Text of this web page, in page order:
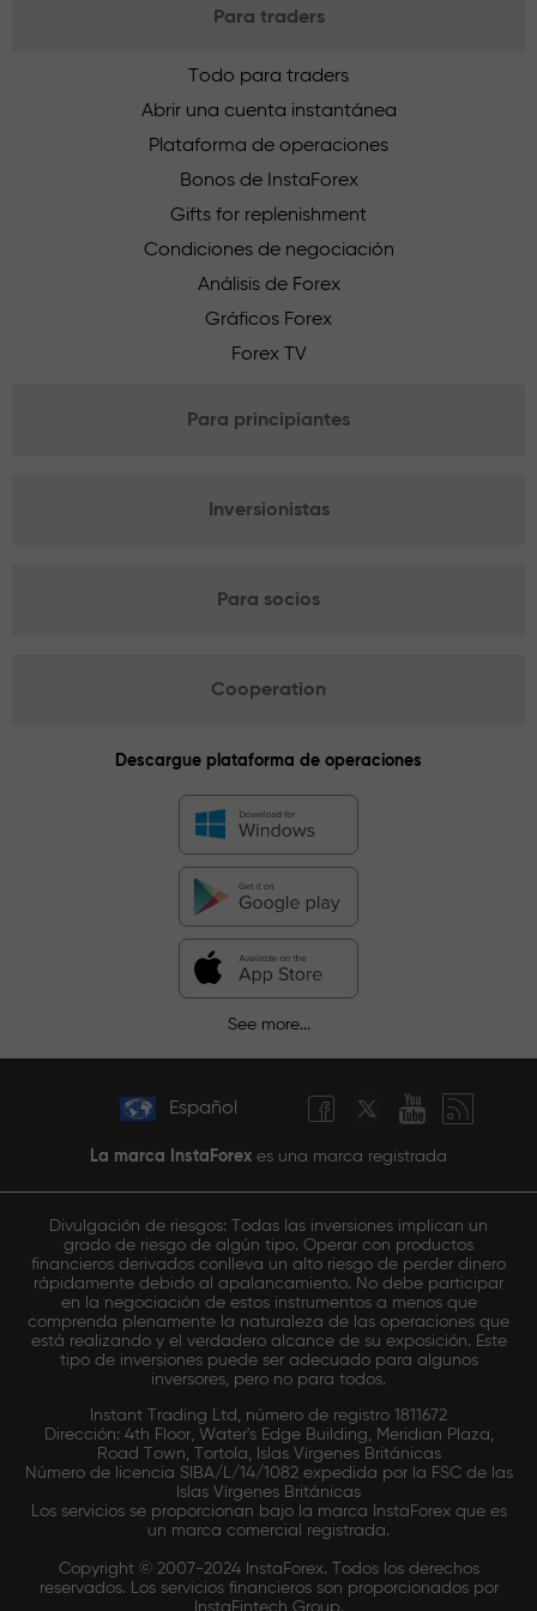
Para traders
Todo para traders
Abrir una cuenta instantánea
Plataforma de operaciones
Bonos de InstaForex
Gifts for replenishment
Condiciones de negociación
Análisis de Forex
Gráficos Forex
Forex TV
Para principiantes
Inversionistas
Para socios
Cooperation
Descargue plataforma de operaciones
See more...
Español
La marca InstaForex es una marca registrada
Divulgación de riesgos: Todas las inversiones implican un
grado de riesgo de algún tipo. Operar con productos
financieros derivados conlleva un alto riesgo de perder dinero
rápidamente debido al apalancamiento. No debe participar
en la negociación de estos instrumentos a menos que
comprenda plenamente la naturaleza de las operaciones que
está realizando y el verdadero alcance de su exposición. Este
tipo de inversiones puede ser adecuado para algunos
inversores, pero no para todos.
Instant Trading Ltd, número de registro 1811672
Dirección: 4th Floor, Water's Edge Building, Meridian Plaza,
Road Town, Tortola, Islas Vírgenes Británicas
Número de licencia SIBA/L/14/1082 expedida por la FSC de las
Islas Vírgenes Británicas
Los servicios se proporcionan bajo la marca InstaForex que es
un marca comercial registrada.
Copyright © 2007-2024 InstaForex. Todos los derechos
reservados. Los servicios financieros son proporcionados por
InstaFintech Group.